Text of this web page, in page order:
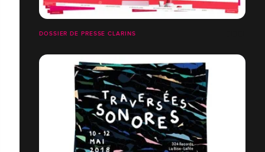
DOSSIER DE PRESSE CLARINS